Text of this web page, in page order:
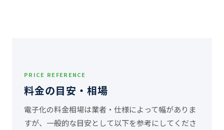
PRICE REFERENCE
料金の目安・相場
電子化の料金相場は業者・仕様によって幅がありま
すが、一般的な目安として以下を参考にしてくださ